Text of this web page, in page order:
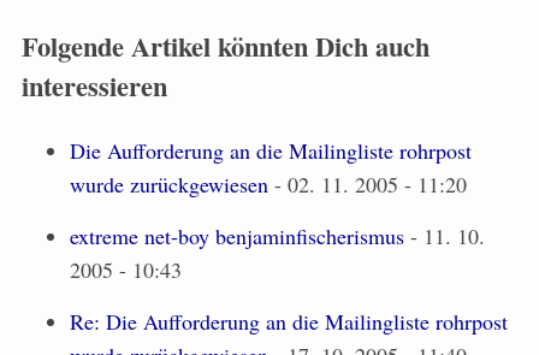
Folgende Artikel könnten Dich auch
interessieren
Die Aufforderung an die Mailingliste rohrpost
wurde zurückgewiesen - 02. 11. 2005 - 11:20
extreme net-boy benjaminfischerismus - 11. 10.
2005 - 10:43
Re: Die Aufforderung an die Mailingliste rohrpost